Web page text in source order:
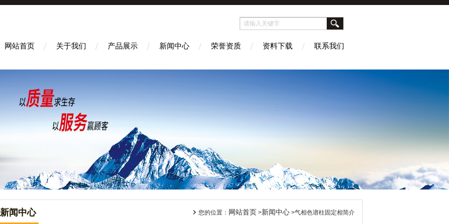
网站首页 关于我们 产品展示 新闻中心 荣誉资质 资料下载 联系我们
新闻中心 您的位置： 网站首页 >新闻中心 >气相色谱柱固定相简介